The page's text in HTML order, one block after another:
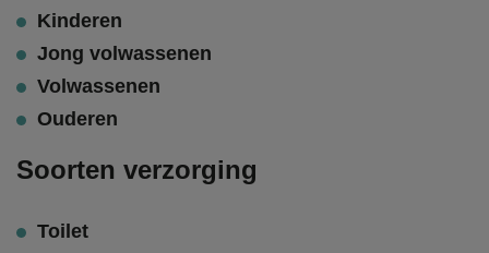
Kinderen
Jong volwassenen
Volwassenen
Ouderen
Soorten verzorging
Toilet